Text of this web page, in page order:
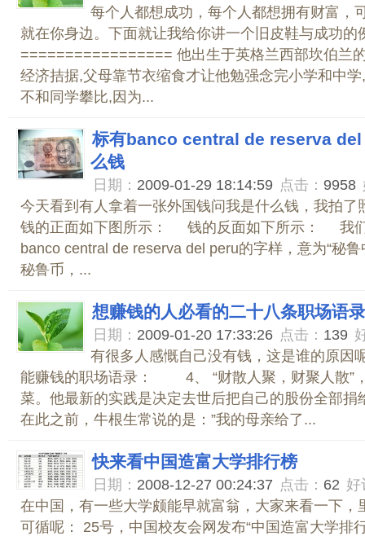
每个人都想成功，每个人都想拥有财富，
就在你身边。下面就让我给你讲一个旧皮鞋与成功的
================= 他出生于英格兰西部坎伯兰
经济拮据,父母靠节衣缩食才让他勉强念完小学和中
不和同学攀比,因为...
标有banco central de reserva del
么钱
日期： 2009-01-29 18:14:59 点击： 9958
今天看到有人拿着一张外国钱问我是什么钱，我拍
钱的正面如下图所示： 钱的反面如下所示： 我
banco central de reserva del peru的字样，意为“秘
秘鲁币，...
想赚钱的人必看的二十八条职场语录
日期： 2009-01-20 17:33:26 点击： 139
有很多人感慨自己没有钱，这是谁的原因
能赚钱的职场语录： 4、 “财散人聚，财聚人散”
菜。他最新的实践是决定去世后把自己的股份全部捐
在此之前，牛根生常说的是：”我的母亲给了...
快来看中国造富大学排行榜
日期： 2008-12-27 00:24:37 点击： 62 好
在中国，有一些大学颇能早就富翁，大家来看一下，
可循呢： 25号，中国校友会网发布“中国造富大学排